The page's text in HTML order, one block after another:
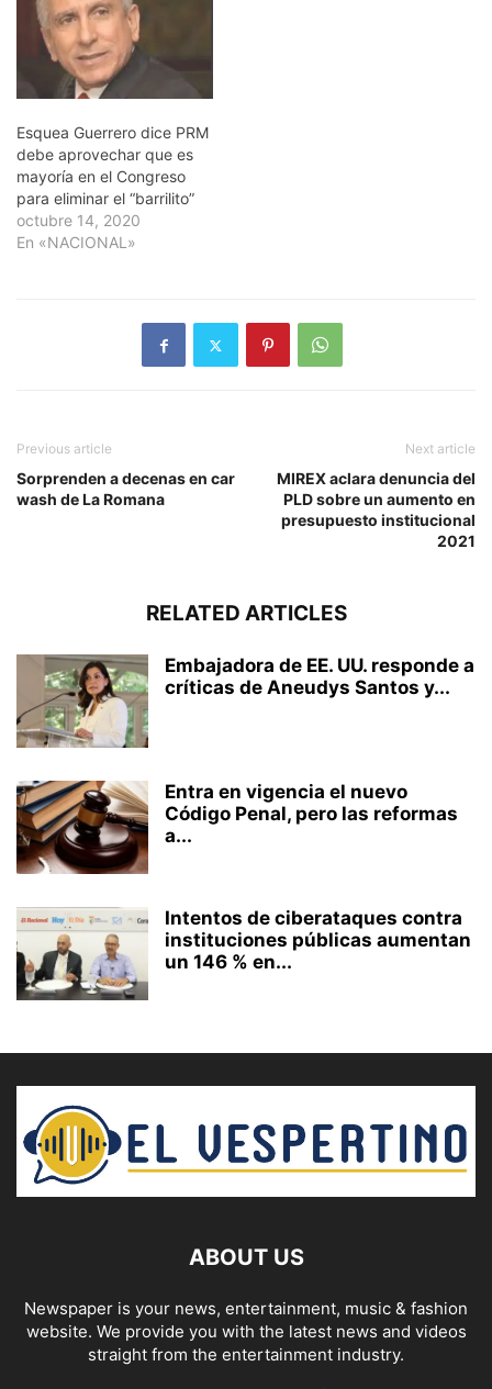
Esquea Guerrero dice PRM
debe aprovechar que es
mayoría en el Congreso
para eliminar el “barrilito”
octubre 14, 2020
En «NACIONAL»
Previous article
Sorprenden a decenas en car
wash de La Romana
Next article
MIREX aclara denuncia del
PLD sobre un aumento en
presupuesto institucional
2021
RELATED ARTICLES
Embajadora de EE. UU. responde a
críticas de Aneudys Santos y...
Entra en vigencia el nuevo
Código Penal, pero las reformas
a...
Intentos de ciberataques contra
instituciones públicas aumentan
un 146 % en...
ABOUT US
Newspaper is your news, entertainment, music & fashion
website. We provide you with the latest news and videos
straight from the entertainment industry.